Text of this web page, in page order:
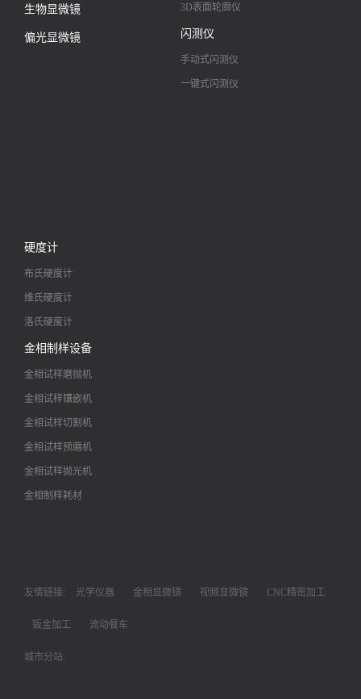
生物显微镜
偏光显微镜
3D表面轮廓仪
闪测仪
手动式闪测仪
一键式闪测仪
硬度计
布氏硬度计
维氏硬度计
洛氏硬度计
金相制样设备
金相试样磨抛机
金相试样镶嵌机
金相试样切割机
金相试样预磨机
金相试样抛光机
金相制样耗材
友情链接: 光学仪器 金相显微镜 视频显微镜 CNC精密加工
钣金加工 流动餐车
城市分站: